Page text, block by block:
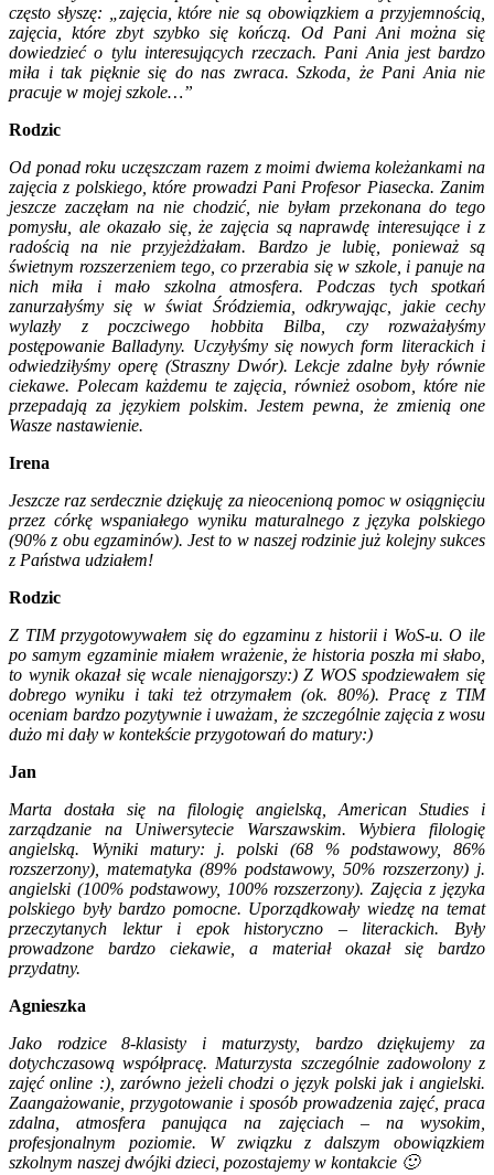
często słyszę: „zajęcia, które nie są obowiązkiem a przyjemnością,
zajęcia, które zbyt szybko się kończą. Od Pani Ani można się
dowiedzieć o tylu interesujących rzeczach. Pani Ania jest bardzo
miła i tak pięknie się do nas zwraca. Szkoda, że Pani Ania nie
pracuje w mojej szkole…”
Rodzic
Od ponad roku uczęszczam razem z moimi dwiema koleżankami na
zajęcia z polskiego, które prowadzi Pani Profesor Piasecka. Zanim
jeszcze zaczęłam na nie chodzić, nie byłam przekonana do tego
pomysłu, ale okazało się, że zajęcia są naprawdę interesujące i z
radością na nie przyjeżdżałam. Bardzo je lubię, ponieważ są
świetnym rozszerzeniem tego, co przerabia się w szkole, i panuje na
nich miła i mało szkolna atmosfera. Podczas tych spotkań
zanurzałyśmy się w świat Śródziemia, odkrywając, jakie cechy
wylazły z poczciwego hobbita Bilba, czy rozważałyśmy
postępowanie Balladyny. Uczyłyśmy się nowych form literackich i
odwiedziłyśmy operę (Straszny Dwór). Lekcje zdalne były równie
ciekawe. Polecam każdemu te zajęcia, również osobom, które nie
przepadają za językiem polskim. Jestem pewna, że zmienią one
Wasze nastawienie.
Irena
Jeszcze raz serdecznie dziękuję za nieocenioną pomoc w osiągnięciu
przez córkę wspaniałego wyniku maturalnego z języka polskiego
(90% z obu egzaminów). Jest to w naszej rodzinie już kolejny sukces
z Państwa udziałem!
Rodzic
Z TIM przygotowywałem się do egzaminu z historii i WoS-u. O ile
po samym egzaminie miałem wrażenie, że historia poszła mi słabo,
to wynik okazał się wcale nienajgorszy:) Z WOS spodziewałem się
dobrego wyniku i taki też otrzymałem (ok. 80%). Pracę z TIM
oceniam bardzo pozytywnie i uważam, że szczególnie zajęcia z wosu
dużo mi dały w kontekście przygotowań do matury:)
Jan
Marta dostała się na filologię angielską, American Studies i
zarządzanie na Uniwersytecie Warszawskim. Wybiera filologię
angielską. Wyniki matury: j. polski (68 % podstawowy, 86%
rozszerzony), matematyka (89% podstawowy, 50% rozszerzony) j.
angielski (100% podstawowy, 100% rozszerzony). Zajęcia z języka
polskiego były bardzo pomocne. Uporządkowały wiedzę na temat
przeczytanych lektur i epok historyczno – literackich. Były
prowadzone bardzo ciekawie, a materiał okazał się bardzo
przydatny.
Agnieszka
Jako rodzice 8-klasisty i maturzysty, bardzo dziękujemy za
dotychczasową współpracę. Maturzysta szczególnie zadowolony z
zajęć online :), zarówno jeżeli chodzi o język polski jak i angielski.
Zaangażowanie, przygotowanie i sposób prowadzenia zajęć, praca
zdalna, atmosfera panująca na zajęciach – na wysokim,
profesjonalnym poziomie. W związku z dalszym obowiązkiem
szkolnym naszej dwójki dzieci, pozostajemy w kontakcie 🙂